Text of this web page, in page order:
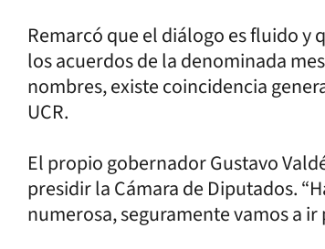
Remarcó que el diálogo es fluido
los acuerdos de la denominada
nombres, existe coincidencia
UCR.
El propio gobernador Gustavo
presidir la Cámara de Diputados.
numerosa, seguramente vamos a